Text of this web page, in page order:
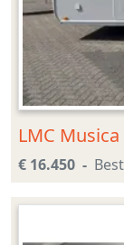
LMC Musica
€ 16.450 Best